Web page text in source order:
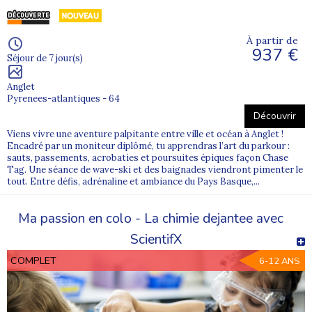
-Colonies de vacances en hiver – Zone A
Dijon) ;
Colonies de vacances au printemps – Zone A
(académie de Dijon) ;
Colonies de vacances à la Toussaint
-Colonies de vacances en juillet
-Colonies de vacances en août
FAQ – Colonie de vacances au départ de
Dijon (21)
toutes les colonies Supernova Juniors ?
Non. Le départ depuis Dijon est proposéuniquement
pour certains séjours et certaines périodes.
Les colonies concernées sont listées en bas de page et
précisées sur chaque fiche séjour.
Séjour de 7 jour(s)
Anglet
Pyrenees-atlantiques - 64
À partir de
937 €
Découvrir
Viens vivre une aventure palpitante entre ville et océan à Anglet !
Encadré par un moniteur diplômé, tu apprendras l’art du parkour :
sauts, passements, acrobaties et poursuites épiques façon Chase
Tag. Une séance de wave-ski et des baignades viendront pimenter le
tout. Entre défis, adrénaline et ambiance du Pays Basque,...
Ma passion en colo - La chimie dejantee avec
ScientifX
COMPLET 6-12 ANS